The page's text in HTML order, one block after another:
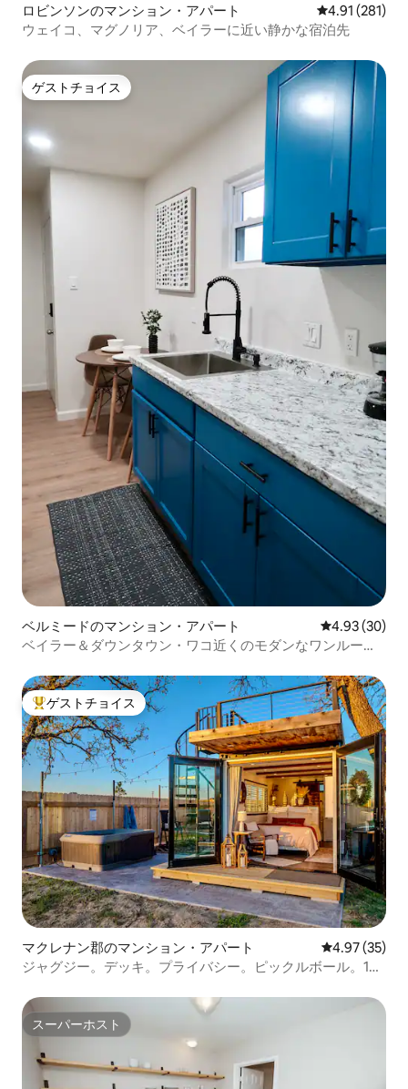
ロビンソンのマンション・アパート レビュー281
4.91 (281)
ウェイコ、マグノリア、ベイラーに近い静かな宿泊先
ゲストチョイス
ゲストチョイス
ベルミードのマンション・アパート レビュー30
4.93 (30)
ベイラー＆ダウンタウン・ワコ近くのモダンなワンルー
大好評のゲストチョイスです。
ゲストチョイス
マクレナン郡のマンション・アパート レビュー35
4.97 (35)
ジャグジー。デッキ。プライバシー。ピックルボール。10
スーパーホスト
スーパーホスト